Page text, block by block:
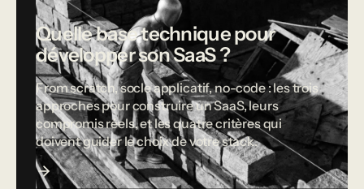
Quelle base technique pour
développer son SaaS ?
From scratch, socle applicatif, no-code : les trois
approches pour construire un SaaS, leurs
compromis réels, et les quatre critères qui
doivent guider le choix de votre stack.